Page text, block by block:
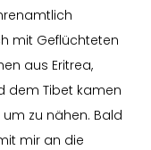
mit Geflüchteten
aus Eritrea,
dem Tibet kamen
zu nähen. Bald
mir an die